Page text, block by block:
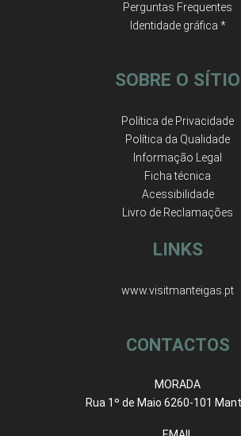
Perguntas Frequentes
Identidade gráfica *
SOBRE O SÍTIO
Política de Privacidade
Política da Qualidade
Informação Legal
Ficha técnica
Acessibilidade
Livro de Reclamações
LINKS
www.visitmanteigas.pt
CONTACTOS
MORADA
Rua 1º de Maio 6260-101